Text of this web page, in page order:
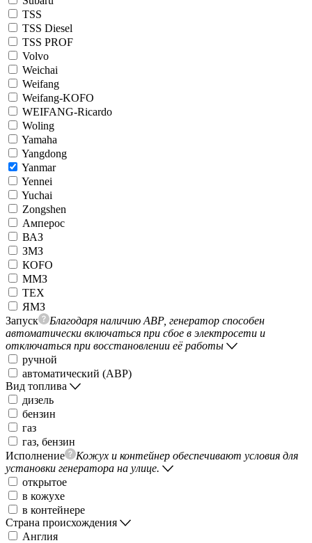
TSS
TSS Diesel
TSS PROF
Volvo
Weichai
Weifang
Weifang-KOFO
WEIFANG-Ricardo
Woling
Yamaha
Yangdong
Yanmar
Yennei
Yuchai
Zongshen
Амперос
ВАЗ
ЗМЗ
КОFO
ММЗ
ТЕХ
ЯМЗ
Запуск
Благодаря наличию АВР, генератор способен
автоматически включаться при сбое в электросети и
отключаться при восстановлении её работы
ручной
автоматический (АВР)
Вид топлива
дизель
бензин
газ
газ, бензин
Исполнение
Кожух и контейнер обеспечивают условия для
установки генератора на улице.
открытое
в кожухе
в контейнере
Страна происхождения
Англия